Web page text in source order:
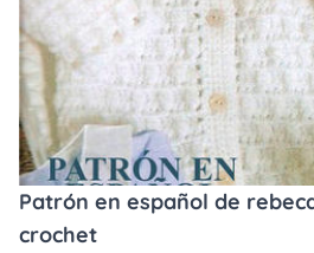
Patrón en español de
crochet